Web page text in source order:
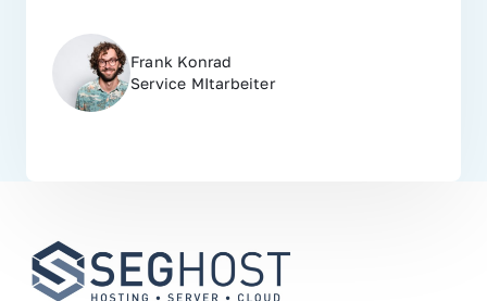
Frank Konrad
Service MItarbeiter